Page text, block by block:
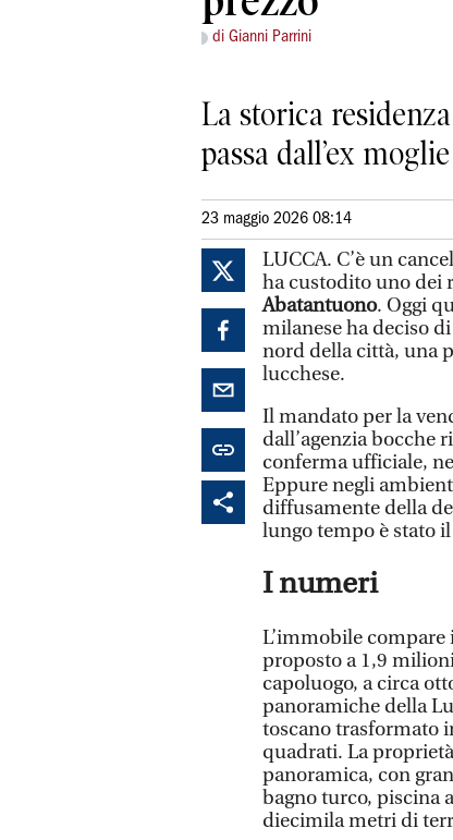
di Gianni Parrini
La storica
passa dall’ex
23 maggio 2026 08:14
LUCCA. C’è un
ha custodito uno dei
Abatantuono. Oggi
milanese ha deciso
nord della città, una
lucchese.
Il mandato per la
dall’agenzia bocche
conferma ufficiale,
Eppure negli
diffusamente della
lungo tempo è stato
I numeri
L’immobile
proposto a 1,9
capoluogo, a circa
panoramiche della
toscano trasformato
quadrati. La
panoramica, con
bagno turco, piscina
diecimila metri di